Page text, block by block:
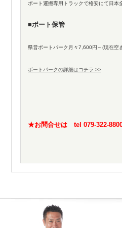
ボート運搬専用トラックで格安にて日本
■ボート保管
県営ボートパーク月々7,600円～(現在空
ボートパークの詳細はコチラ >>
★お問合せは tel 079-322-